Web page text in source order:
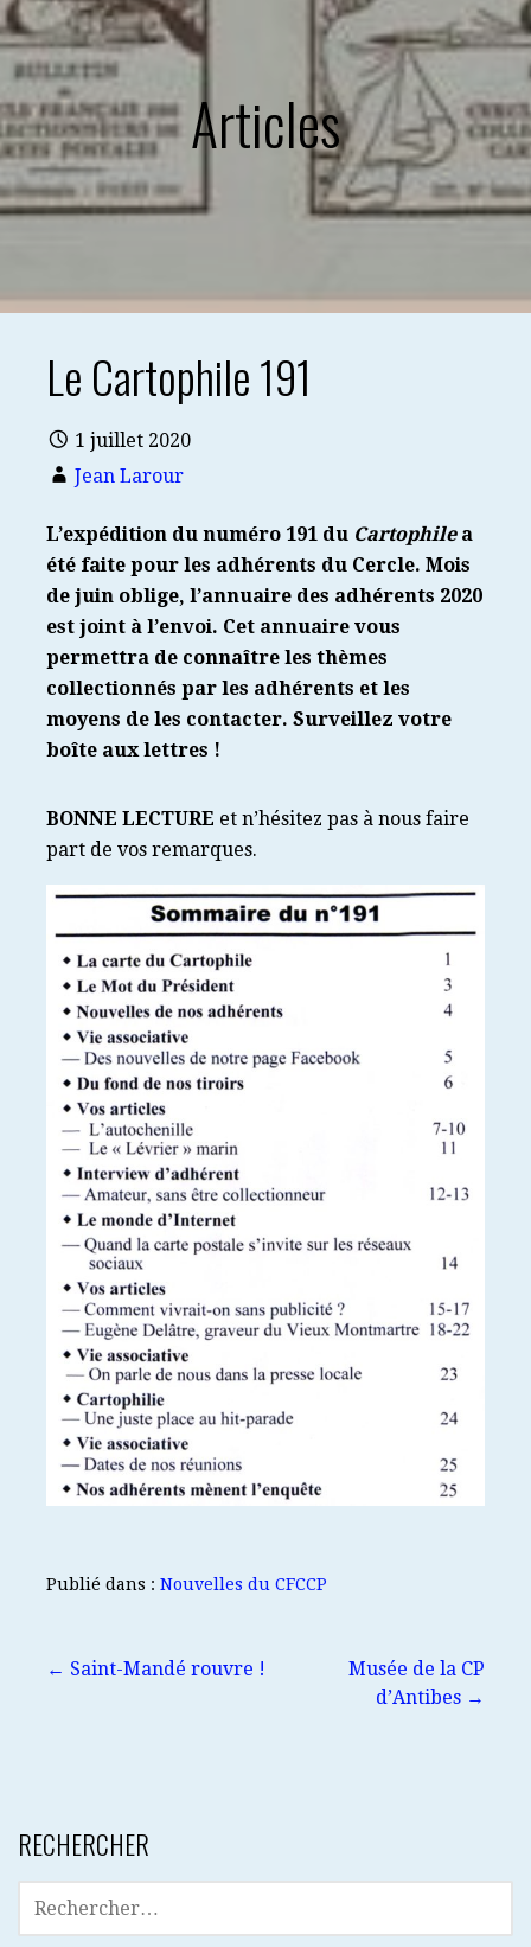
Articles
Le Cartophile 191
1 juillet 2020
Jean Larour
L’expédition du numéro 191 du Cartophile a
été faite pour les adhérents du Cercle. Mois
de juin oblige, l’annuaire des adhérents 2020
est joint à l’envoi. Cet annuaire vous
permettra de connaître les thèmes
collectionnés par les adhérents et les
moyens de les contacter. Surveillez votre
boîte aux lettres !
BONNE LECTURE et n’hésitez pas à nous faire
part de vos remarques.
Publié dans : Nouvelles du CFCCP
Navigation
← Saint-Mandé rouvre !
Musée de la CP
d’Antibes →
RECHERCHER
RECHERCHER :